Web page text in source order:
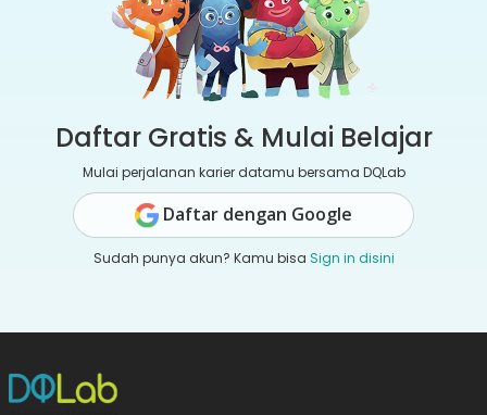
Daftar Gratis & Mulai Belajar
Mulai perjalanan karier datamu bersama DQLab
Daftar dengan Google
Sudah punya akun? Kamu bisa Sign in disini